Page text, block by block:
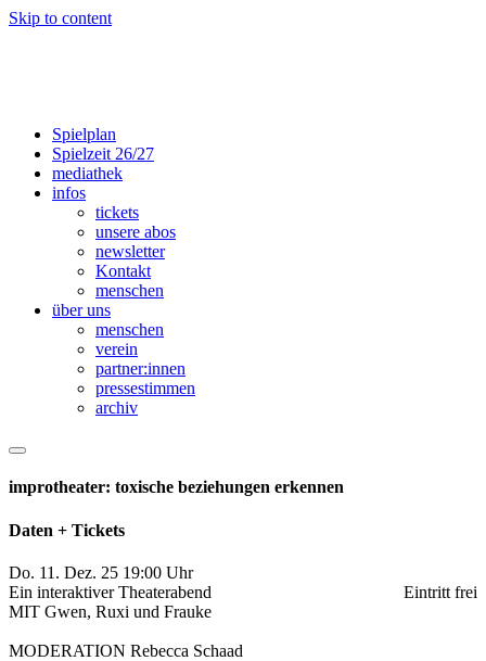
Skip to content
Spielplan
Spielzeit 26/27
mediathek
infos
tickets
unsere abos
newsletter
Kontakt
menschen
über uns
menschen
verein
partner:innen
presse­­stimmen
archiv
improtheater: toxische beziehungen erkennen
Daten + Tickets
Do. 11. Dez. 25 19:00 Uhr
Eintritt frei
Ein interaktiver Theaterabend
MIT Gwen, Ruxi und Frauke
MODERATION Rebecca Schaad